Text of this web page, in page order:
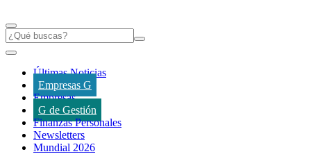
Últimas Noticias
Empresas G
Empresas
G de Gestión
Finanzas Personales
Newsletters
Mundial 2026